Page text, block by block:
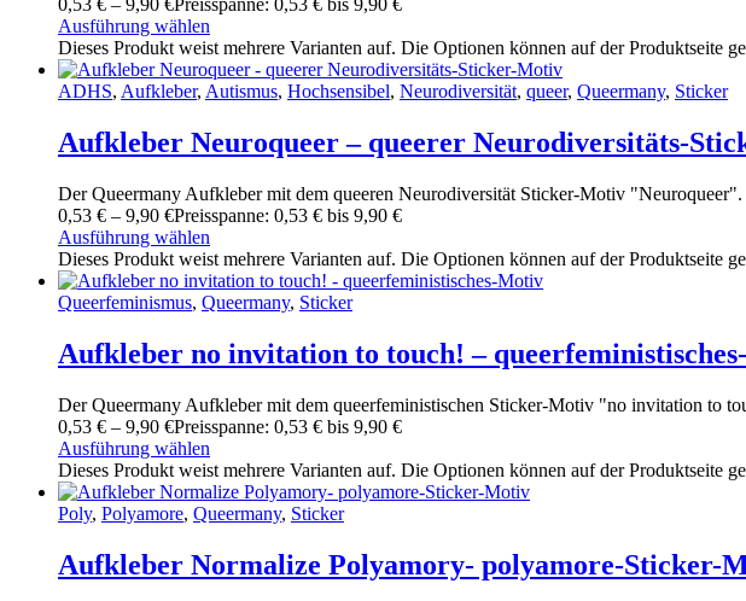
0,53 € – 9,90 €Preisspanne: 0,53 € bis 9,90 €
Ausführung wählen
Dieses Produkt weist mehrere Varianten auf. Die Optionen können auf der Produktseite
ADHS, Aufkleber, Autismus, Hochsensibel, Neurodiversität, queer, Queermany, Sticker
Aufkleber Neuroqueer – queerer Neurodiversitäts-
Der Queermany Aufkleber mit dem queeren Neurodiversität Sticker-Motiv "Neuroqueer".
0,53 € – 9,90 €Preisspanne: 0,53 € bis 9,90 €
Ausführung wählen
Dieses Produkt weist mehrere Varianten auf. Die Optionen können auf der Produktseite
Queerfeminismus, Queermany, Sticker
Aufkleber no invitation to touch! –
Der Queermany Aufkleber mit dem queerfeministischen Sticker-Motiv "no invitation to
0,53 € – 9,90 €Preisspanne: 0,53 € bis 9,90 €
Ausführung wählen
Dieses Produkt weist mehrere Varianten auf. Die Optionen können auf der Produktseite
Poly, Polyamore, Queermany, Sticker
Aufkleber Normalize Polyamory- polyamore-Sticker-